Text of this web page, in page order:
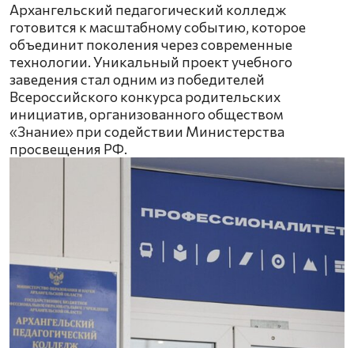
Архангельский педагогический колледж
готовится к масштабному событию, которое
объединит поколения через современные
технологии. Уникальный проект учебного
заведения стал одним из победителей
Всероссийского конкурса родительских
инициатив, организованного обществом
«Знание» при содействии Министерства
просвещения РФ.